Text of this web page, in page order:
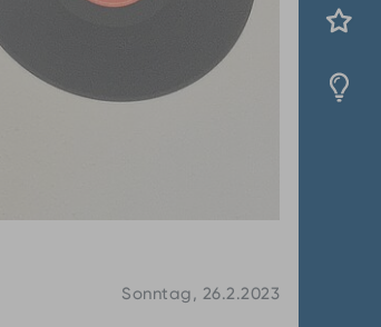
Sonntag, 26.2.2023